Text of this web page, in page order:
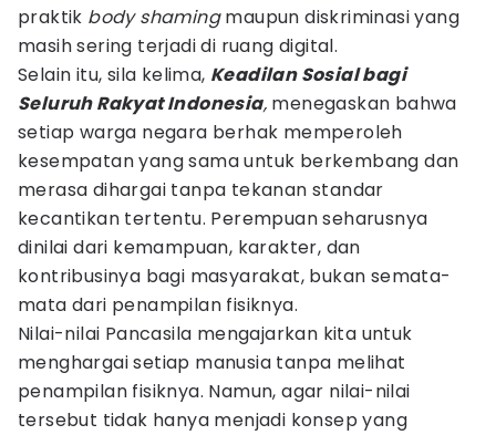
praktik body shamingmaupun diskriminasi yang
masih sering terjadi di ruang digital.
Selain itu, sila kelima, Keadilan Sosial bagi
Seluruh Rakyat Indonesia, menegaskan bahwa
setiap warga negara berhak memperoleh
kesempatan yang sama untuk berkembang dan
merasa dihargai tanpa tekanan standar
kecantikan tertentu. Perempuan seharusnya
dinilai dari kemampuan, karakter, dan
kontribusinya bagi masyarakat, bukan semata-
mata dari penampilan fisiknya.
Nilai-nilai Pancasila mengajarkan kita untuk
menghargai setiap manusia tanpa melihat
penampilan fisiknya. Namun, agar nilai-nilai
tersebut tidak hanya menjadi konsep yang